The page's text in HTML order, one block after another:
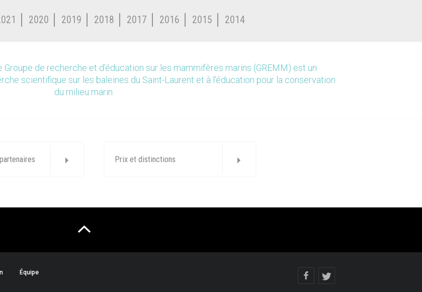
2020 2019 2018 2017 2016 2015 2014
de recherche et d’éducation sur les mammifères marins (GREMM) est un
scientifique sur les baleines du Saint-Laurent et à l’éducation pour la conservation
du milieu marin.
Prix et distinctions
Équipe